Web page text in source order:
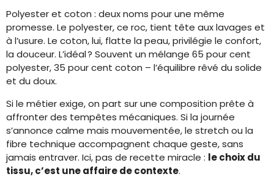
Polyester et coton : deux noms pour une même
promesse. Le polyester, ce roc, tient tête aux lavages et
à l’usure. Le coton, lui, flatte la peau, privilégie le confort,
la douceur. L’idéal ? Souvent un mélange 65 pour cent
polyester, 35 pour cent coton – l’équilibre rêvé du solide
et du doux.
Si le métier exige, on part sur une composition prête à
affronter des tempêtes mécaniques. Si la journée
s’annonce calme mais mouvementée, le stretch ou la
fibre technique accompagnent chaque geste, sans
jamais entraver. Ici, pas de recette miracle : le choix du
tissu, c’est une affaire de contexte.